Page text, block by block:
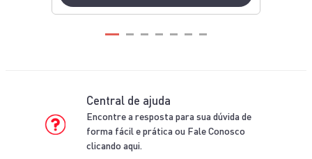
Central de ajuda
Encontre a resposta para sua dúvida de
forma fácil e prática ou Fale Conosco
clicando aqui.